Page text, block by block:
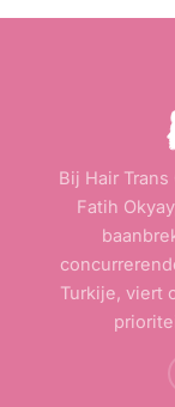
Bij Hair
Fatih
Turkije, viert